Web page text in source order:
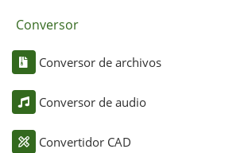
Conversor
Conversor de archivos
Conversor de audio
Convertidor CAD